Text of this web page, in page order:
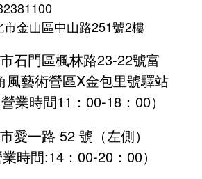
金山區中山路251號2樓
石門區楓林路23-22號富
營區X金包里號驛站
11：00-18：00）
愛一路 52 號（左側）
間:14：00-20：00）